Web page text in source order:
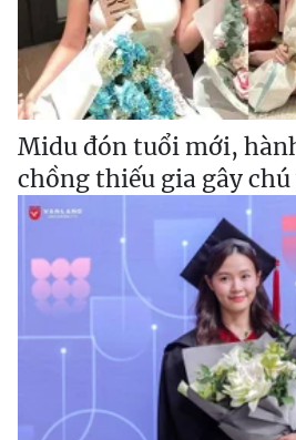
Midu đón tuổi mới,
chồng thiếu gia gây chú